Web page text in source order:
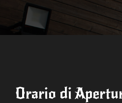
Orario di